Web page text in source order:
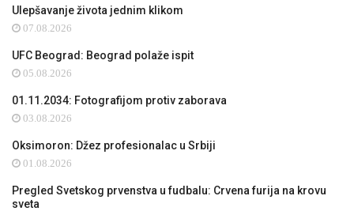
Ulepšavanje života jednim klikom
07.08.2026
UFC Beograd: Beograd polaže ispit
05.08.2026
01.11.2034: Fotografijom protiv zaborava
03.08.2026
Oksimoron: Džez profesionalac u Srbiji
01.08.2026
Pregled Svetskog prvenstva u fudbalu: Crvena furija na krovu
sveta